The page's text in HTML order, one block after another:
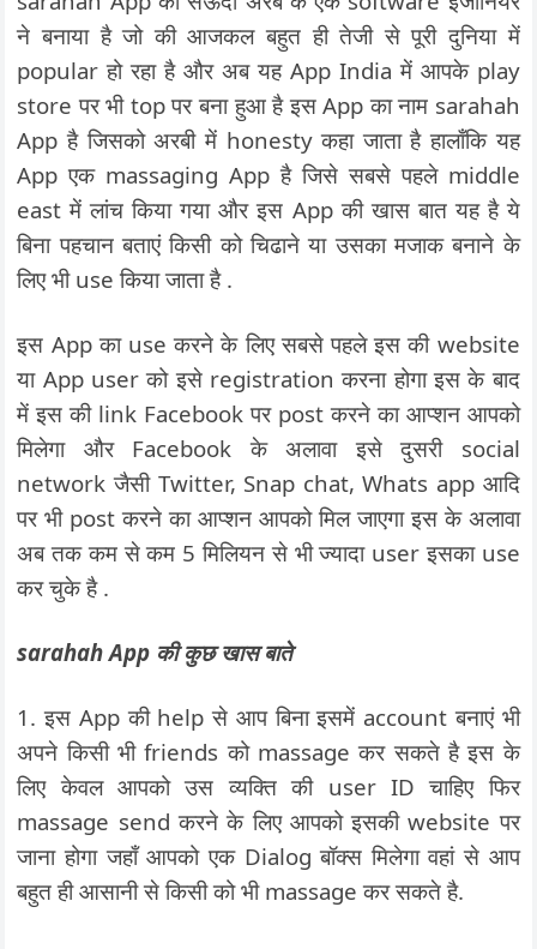
ने बनाया है जो की आजकल बहुत ही तेजी से पूरी दुनिया में
popular हो रहा है और अब यह App India में आपके play
store पर भी top पर बना हुआ है इस App का नाम sarahah
App है जिसको अरबी में honesty कहा जाता है हालाँकि यह
App एक massaging App है जिसे सबसे पहले middle
east में लांच किया गया और इस App की खास बात यह है ये
बिना पहचान बताएं किसी को चिढाने या उसका मजाक बनाने के
लिए भी use किया जाता है .
इस App का use करने के लिए सबसे पहले इस की website
या App user को इसे registration करना होगा इस के बाद
में इस की link Facebook पर post करने का आप्शन आपको
मिलेगा और Facebook के अलावा इसे दुसरी social
network जैसी Twitter, Snap chat, Whats app आदि
पर भी post करने का आप्शन आपको मिल जाएगा इस के अलावा
अब तक कम से कम 5 मिलियन से भी ज्यादा user इसका use
कर चुके है .
sarahah App की कुछ खास बाते
1. इस App की help से आप बिना इसमें account बनाएं भी
अपने किसी भी friends को massage कर सकते है इस के
लिए केवल आपको उस व्यक्ति की user ID चाहिए फिर
massage send करने के लिए आपको इसकी website पर
जाना होगा जहाँ आपको एक Dialog बॉक्स मिलेगा वहां से आप
बहुत ही आसानी से किसी को भी massage कर सकते है.